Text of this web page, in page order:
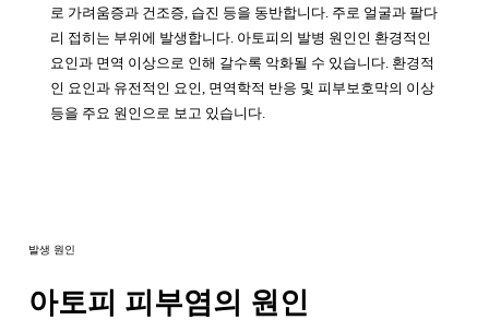
로 가려움증과 건조증, 습진 등을 동반합니다. 주로 얼굴과 팔다
리 접히는 부위에 발생합니다. 아토피의 발병 원인인 환경적인
요인과 면역 이상으로 인해 갈수록 악화될 수 있습니다. 환경적
인 요인과 유전적인 요인, 면역학적 반응 및 피부보호막의 이상
등을 주요 원인으로 보고 있습니다.
발생 원인
아토피 피부염의 원인